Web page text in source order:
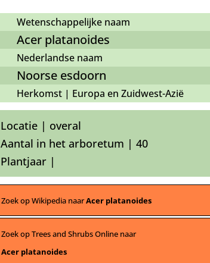
Wetenschappelijke naam
Acer platanoides
Nederlandse naam
Noorse esdoorn
Herkomst | Europa en Zuidwest-Azië
Locatie | overal
Aantal in het arboretum | 40
Plantjaar |
Zoek op Wikipedia naarAcer platanoides
Zoek op Trees and Shrubs Online naar
Acer platanoides